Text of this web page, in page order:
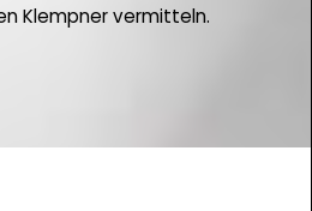
Klempner vermitteln.